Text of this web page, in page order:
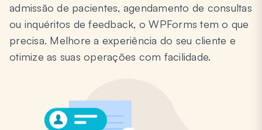
admissão de pacientes, agendamento de consultas
ou inquéritos de feedback, o WPForms tem o que
precisa. Melhore a experiência do seu cliente e
otimize as suas operações com facilidade.